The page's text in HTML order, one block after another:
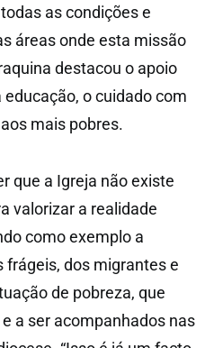
as condições e
áreas onde esta missão
destacou o apoio
o cuidado com
mais pobres.
que a Igreja não existe
valorizar a realidade
como exemplo a
frágeis, dos migrantes e
de pobreza, que
a ser acompanhados nas